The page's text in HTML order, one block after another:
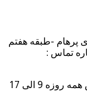
پرهام -طبقه هفتم
تماس :